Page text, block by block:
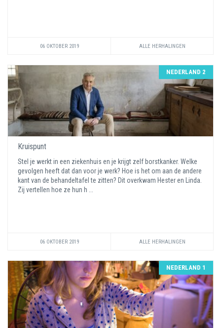
06 OKTOBER 2019 ALLE HERHALINGEN
NEDERLAND 2
Kruispunt
Stel je werkt in een ziekenhuis en je krijgt zelf borstkanker. Welke
gevolgen heeft dat dan voor je werk? Hoe is het om aan de andere
kant van de behandeltafel te zitten? Dit overkwam Hester en Linda.
Zij vertellen hoe ze hun h ...
06 OKTOBER 2019 ALLE HERHALINGEN
NEDERLAND 1